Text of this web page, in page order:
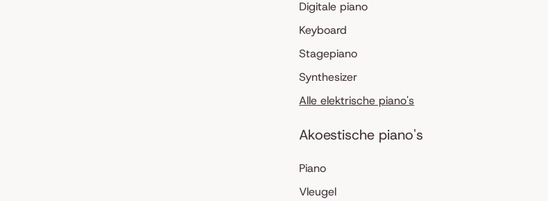
Digitale piano
Keyboard
Stagepiano
Synthesizer
Alle elektrische piano's
Akoestische piano's
Piano
Vleugel